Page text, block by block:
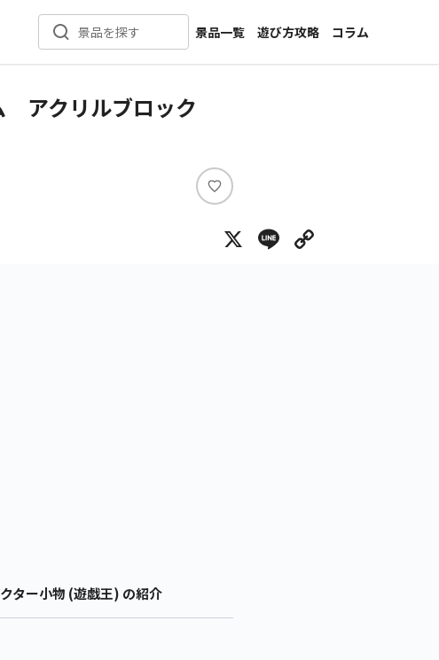
景品を探す
景品一覧
新着景品
遊び方攻略
コラム
インタビュー
アクリルブロック
い
ね
X Line
ター小物 (遊戯王) の紹介